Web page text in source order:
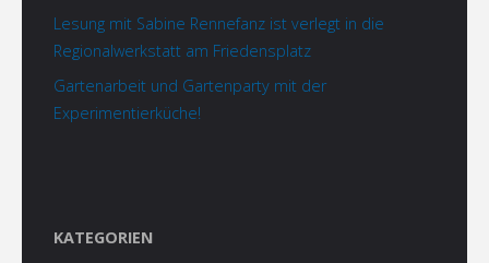
Lesung mit Sabine Rennefanz ist verlegt in die
Regionalwerkstatt am Friedensplatz
Gartenarbeit und Gartenparty mit der
Experimentierküche!
KATEGORIEN